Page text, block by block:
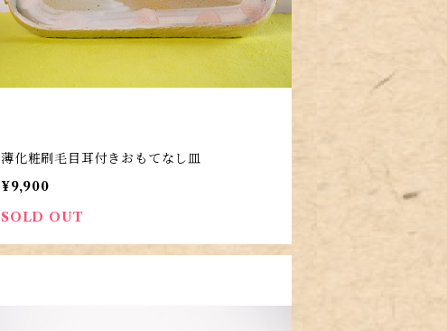
薄化粧刷毛目耳付きおもてなし皿
¥9,900
SOLD OUT